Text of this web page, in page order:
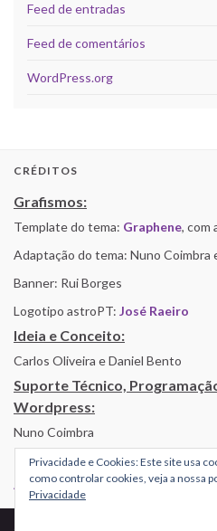
Feed de entradas
Feed de comentários
WordPress.org
CRÉDITOS
Grafismos:
Template do tema: Graphene, com
Adaptação do tema: Nuno Coimbra
Banner: Rui Borges
Logotipo astroPT: José Raeiro
Ideia e Conceito:
Carlos Oliveira e Daniel Bento
Suporte Técnico,
Wordpress:
Nuno Coimbra
Alojamento por Simbiose
Privacidade e Cookies: Este site usa
como controlar cookies, veja a nossa
Privacidade